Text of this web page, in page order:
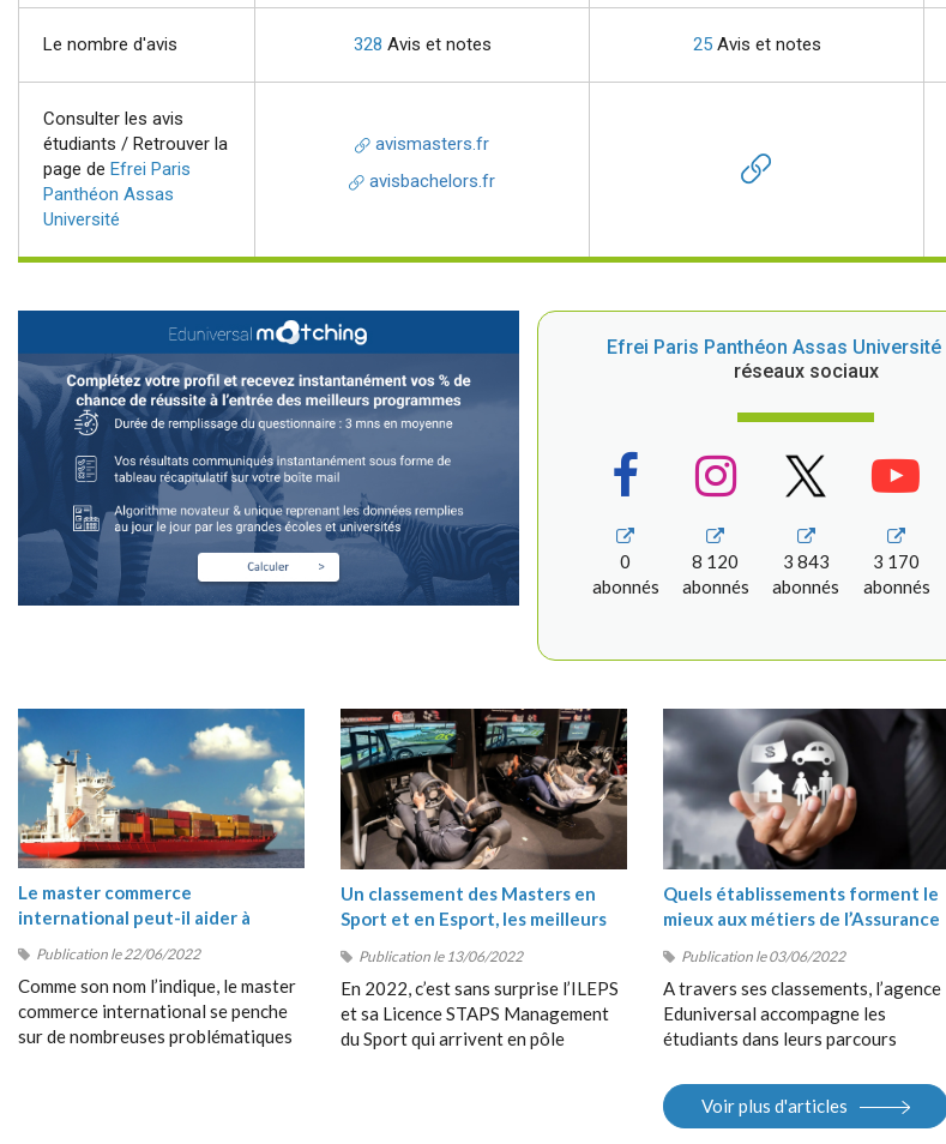
Le nombre d'avis 328 Avis et notes 25Avis et notes
Consulter les avis
étudiants / Retrouver la
page de Efrei Paris
Panthéon Assas
Université
avismasters.fr
avisbachelors.fr
Efrei Paris Panthéon Assas Université
réseaux sociaux
0
abonnés
8 120
abonnés
3 843
abonnés
3 170
abonnés
Le master commerce
international peut-il aider à
?
Publication le 22/06/2022
Comme son nom l’indique, le master
commerce international se penche
sur de nombreuses problématiques
Un classement des Masters en
Sport et en Esport, les meilleurs
Publication le 13/06/2022
En 2022, c’est sans surprise l’ILEPS
et sa Licence STAPS Management
du Sport qui arrivent en pôle
Quels établissements forment le
mieux aux métiers de l’Assurance
Publication le 03/06/2022
A travers ses classements, l’agence
Eduniversal accompagne les
étudiants dans leurs parcours
Bac+5, en France et à
l’international. Elle met à la
Voir plus d'articles